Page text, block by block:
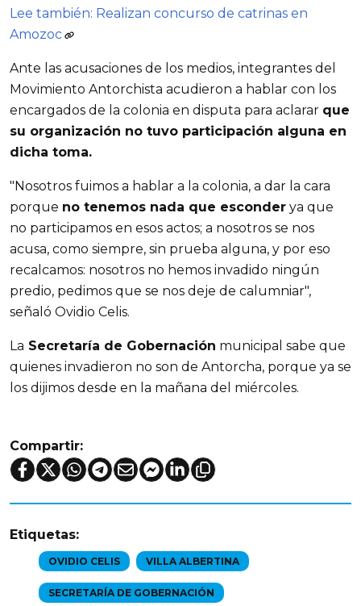
Lee también: Realizan concurso de catrinas en
Amozoc
Ante las acusaciones de los medios, integrantes del
Movimiento Antorchista acudieron a hablar con los
encargados de la colonia en disputa para aclarar que
su organización no tuvo participación alguna en
dicha toma.
"Nosotros fuimos a hablar a la colonia, a dar la cara
porque no tenemos nada que esconder ya que
no participamos en esos actos; a nosotros se nos
acusa, como siempre, sin prueba alguna, y por eso
recalcamos: nosotros no hemos invadido ningún
predio, pedimos que se nos deje de calumniar",
señaló Ovidio Celis.
La Secretaría de Gobernación municipal sabe que
quienes invadieron no son de Antorcha, porque ya se
los dijimos desde en la mañana del miércoles.
Compartir:
Etiquetas:
OVIDIO CELIS VILLA ALBERTINA
SECRETARÍA DE GOBERNACIÓN